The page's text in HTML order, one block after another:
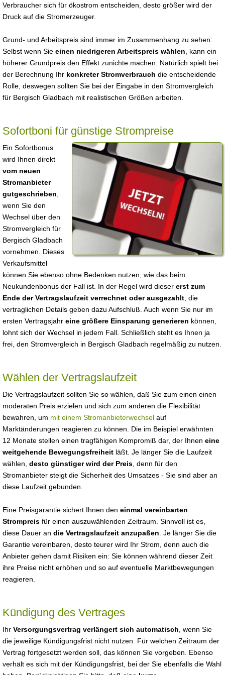
Verbraucher sich für ökostrom entscheiden, desto größer wird der
Druck auf die Stromerzeuger.
Grund- und Arbeitspreis sind immer im Zusammenhang zu sehen:
Selbst wenn Sie einen niedrigeren Arbeitspreis wählen , kann ein
höherer Grundpreis den Effekt zunichte machen. Natürlich spielt bei
der Berechnung Ihr konkreter Stromverbrauch die entscheidende
Rolle, deswegen sollten Sie bei der Eingabe in den Stromvergleich
für Bergisch Gladbach mit realistischen Größen arbeiten.
Sofortboni für günstige Strompreise
Ein Sofortbonus
wird Ihnen direkt
vom neuen
Stromanbieter
gutgeschrieben
wenn Sie den
Wechsel über den
Stromvergleich für
Bergisch Gladbach
vornehmen. Dieses
Verkaufsmittel
können Sie ebenso ohne Bedenken nutzen, wie das beim
Neukundenbonus der Fall ist. In der Regel wird dieser erst zum
Ende der Vertragslaufzeit verrechnet oder ausgezahlt , die
vertraglichen Details geben dazu Aufschluß. Auch wenn Sie nur im
ersten Vertragsjahr eine größere Einsparung generieren können,
lohnt sich der Wechsel in jedem Fall. Schließlich steht es Ihnen ja
frei, den Stromvergleich in Bergisch Gladbach regelmäßig zu nutzen.
Wählen der Vertragslaufzeit
Die Vertragslaufzeit sollten Sie so wählen, daß Sie zum einen einen
moderaten Preis erzielen und sich zum anderen die Flexibilität
bewahren, um mit einem Stromanbieterwechsel auf
Marktänderungen reagieren zu können. Die im Beispiel erwähnten
12 Monate stellen einen tragfähigen Kompromiß dar, der Ihnen eine
weitgehende Bewegungsfreiheit läßt. Je länger Sie die Laufzeit
wählen, desto günstiger wird der Preis , denn für den
Stromanbieter steigt die Sicherheit des Umsatzes - Sie sind aber an
diese Laufzeit gebunden.
Eine Preisgarantie sichert Ihnen den einmal vereinbarten
Strompreis für einen auszuwählenden Zeitraum. Sinnvoll ist es,
diese Dauer an die Vertragslaufzeit anzupaßen . Je länger Sie die
Garantie vereinbaren, desto teurer wird Ihr Strom, denn auch die
Anbieter gehen damit Risiken ein: Sie können während dieser Zeit
ihre Preise nicht erhöhen und so auf eventuelle Marktbewegungen
reagieren.
Kündigung des Vertrages
Ihr Versorgungsvertrag verlängert sich automatisch , wenn Sie
die jeweilige Kündigungsfrist nicht nutzen. Für welchen Zeitraum der
Vertrag fortgesetzt werden soll, das können Sie vorgeben. Ebenso
verhält es sich mit der Kündigungsfrist, bei der Sie ebenfalls die Wahl